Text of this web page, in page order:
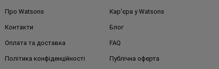
Про Watsons Кар'єра у Watsons
Контакти Блог
Оплата та доставка FAQ
Політика конфіденційності Публічна оферта